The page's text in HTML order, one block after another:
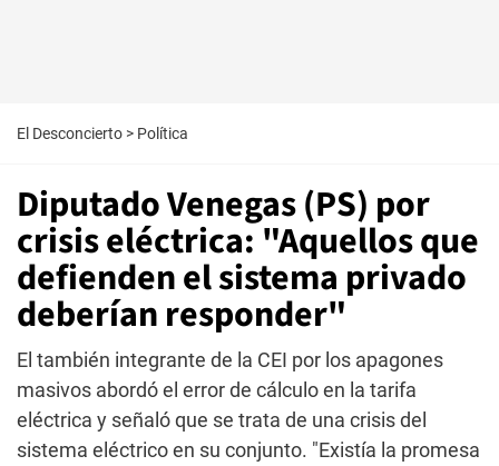
El Desconcierto > Política
Diputado Venegas (PS) por
crisis eléctrica: "Aquellos que
defienden el sistema privado
deberían responder"
El también integrante de la CEI por los apagones
masivos abordó el error de cálculo en la tarifa
eléctrica y señaló que se trata de una crisis del
sistema eléctrico en su conjunto. "Existía la promesa